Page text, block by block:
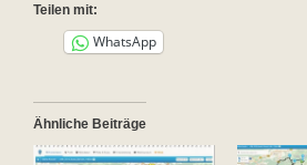
Teilen mit:
WhatsApp
Ähnliche Beiträge